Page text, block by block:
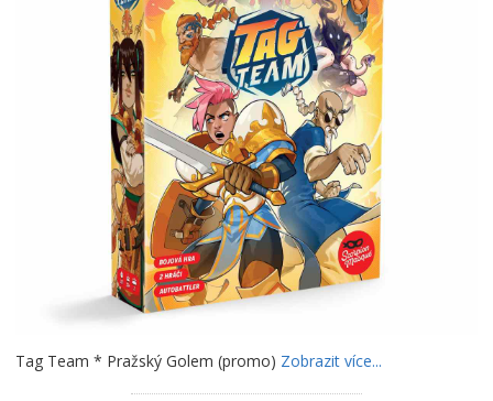
Tag Team * Pražský Golem (promo) Zobrazit více...